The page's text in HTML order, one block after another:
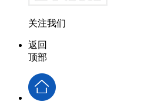
关注我们
返回
顶部